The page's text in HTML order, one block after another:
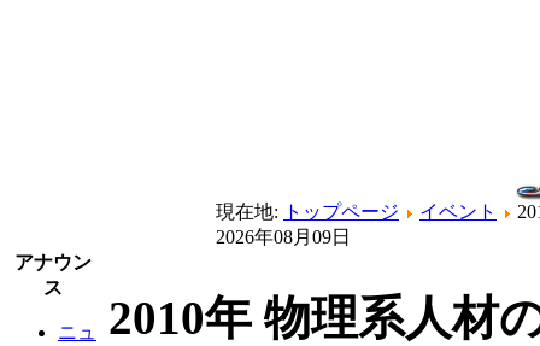
現在地: トップページ イベント
2026年08月09日
アナウン
ス
ニュ
2010年 物理系人材